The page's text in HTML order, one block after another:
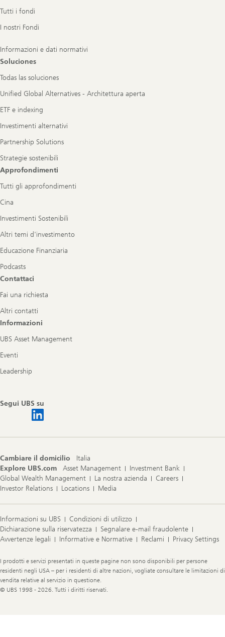
Tutti i fondi
I nostri Fondi
Informazioni e dati normativi
Soluciones
Todas las soluciones
Unified Global Alternatives - Architettura aperta
ETF e indexing
Investimenti alternativi
Partnership Solutions
Strategie sostenibili
Approfondimenti
Tutti gli approfondimenti
Cina
Investimenti Sostenibili
Altri temi d'investimento
Educazione Finanziaria
Podcasts
Contattaci
Fai una richiesta
Altri contatti
Informazioni
UBS Asset Management
Eventi
Leadership
Segui UBS su
Cambiare il domicilio
Italia
Explore UBS.com
Asset Management
Investment Bank
Global Wealth Management
La nostra azienda
Careers
Investor Relations
Locations Media
Informazioni su UBS
Condizioni di utilizzo
Dichiarazione sulla riservatezza
Segnalare e-mail fraudolente
Avvertenze legali
Informative e Normative Reclami Privacy Settings
Legal
Information
I prodotti e servizi presentati in queste pagine non sono disponibili per persone
residenti negli USA – per i residenti di altre nazioni, vogliate consultare le limitazioni di
vendita relative al servizio in questione.
© UBS 1998 - 2026. Tutti i diritti riservati.